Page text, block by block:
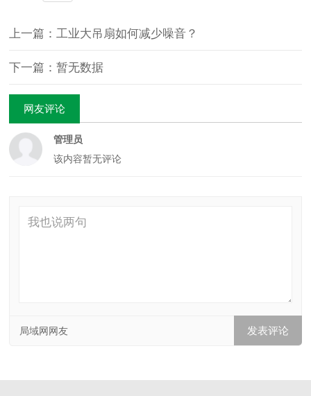
上一篇：工业大吊扇如何减少噪音？
下一篇：暂无数据
网友评论
管理员
该内容暂无评论
局域网网友